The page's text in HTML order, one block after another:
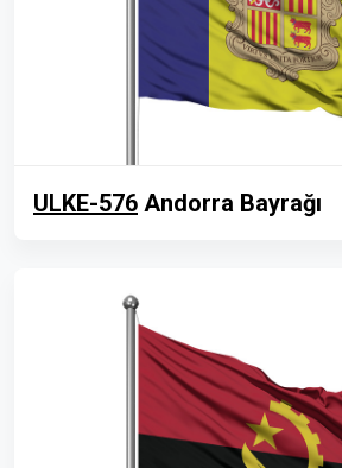
ULKE-576 Andorra Bayrağı